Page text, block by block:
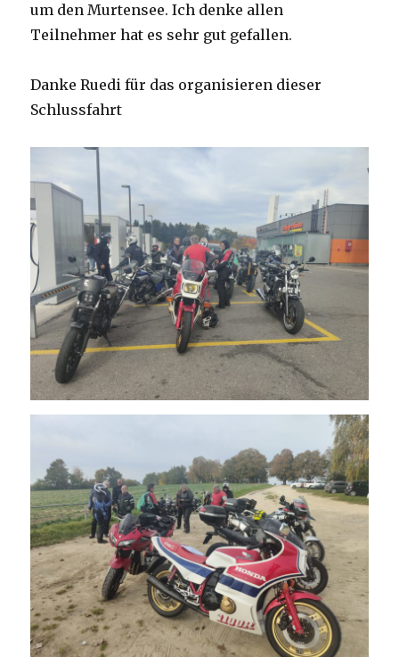
um den Murtensee. Ich denke allen
Teilnehmer hat es sehr gut gefallen.
Danke Ruedi für das organisieren dieser
Schlussfahrt